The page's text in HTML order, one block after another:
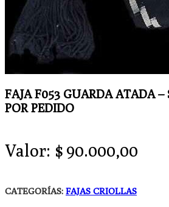
FAJA F053 GUARDA ATADA –
POR PEDIDO
Valor: $ 90.000,00
CATEGORÍAS: FAJAS CRIOLLAS